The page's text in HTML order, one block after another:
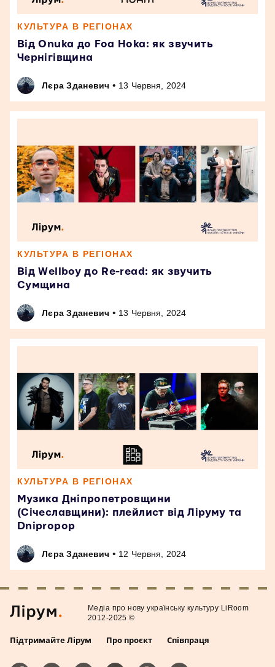
КУЛЬТУРА В РЕГІОНАХ
Від Onuka до Foa Hoka: як звучить
Чернігівщина
Лєра Зданевич • 13 Червня, 2024
КУЛЬТУРА В РЕГІОНАХ
Від Wellboy до Re-read: як звучить
Сумщина
Лєра Зданевич • 13 Червня, 2024
КУЛЬТУРА В РЕГІОНАХ
Музика Дніпропетровщини
(Січеславщини): плейлист від Ліруму та
Dnipropop
Лєра Зданевич • 12 Червня, 2024
Підтримайте Лірум Про проєкт Співпраця
Медiа про нову українську культуру LiRoom
2012-2025 ©